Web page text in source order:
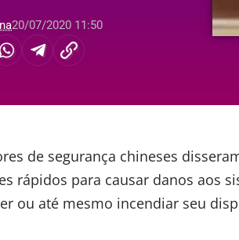
20/07/2020 11:50
de segurança chineses
rápidos para causar danos aos
ou até mesmo incendiar seu